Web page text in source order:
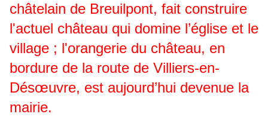
châtelain de Breuilpont, fait construire
l'actuel château qui domine l’église et le
village ; l'orangerie du château, en
bordure de la route de Villiers-en-
Désœuvre, est aujourd’hui devenue la
mairie.